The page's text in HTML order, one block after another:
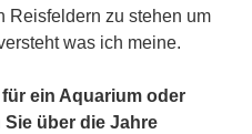
Reisfeldern zu stehen um
was ich meine.
für ein Aquarium oder
über die Jahre